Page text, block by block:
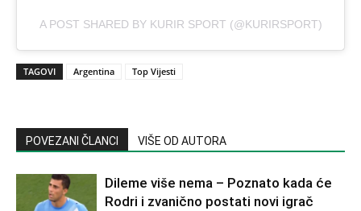
A POST SHARED BY KURIR SPORT (@KURIRSPORT)
TAGOVI Argentina Top Vijesti
POVEZANI ČLANCI VIŠE OD AUTORA
Dileme više nema – Poznato kada će
Rodri i zvanično postati novi igrač